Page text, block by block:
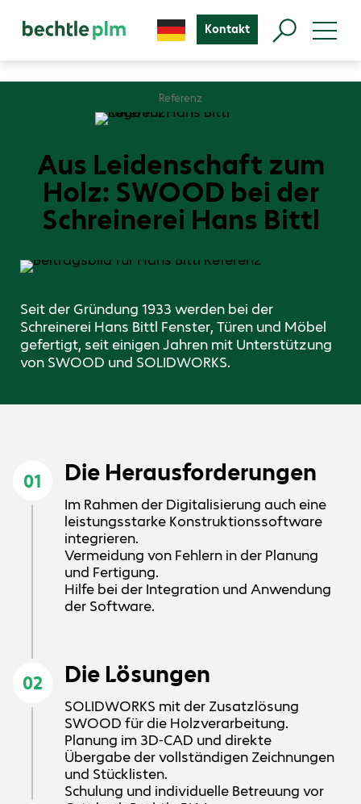
Kontakt
Referenz
Aus Leidenschaft zum
Holz: SWOOD bei der
Schreinerei Hans Bittl
Seit der Gründung 1933 werden bei der
Schreinerei Hans Bittl Fenster, Türen und Möbel
gefertigt, seit einigen Jahren mit Unterstützung
von SWOOD und SOLIDWORKS.
01 Die Herausforderungen
Im Rahmen der Digitalisierung auch eine
leistungsstarke Konstruktionssoftware
integrieren.
Vermeidung von Fehlern in der Planung
und Fertigung.
Hilfe bei der Integration und Anwendung
der Software.
02 Die Lösungen
SOLIDWORKS mit der Zusatzlösung
SWOOD für die Holzverarbeitung.
Planung im 3D-CAD und direkte
Übergabe der vollständigen Zeichnungen
und Stücklisten.
Schulung und individuelle Betreuung vor